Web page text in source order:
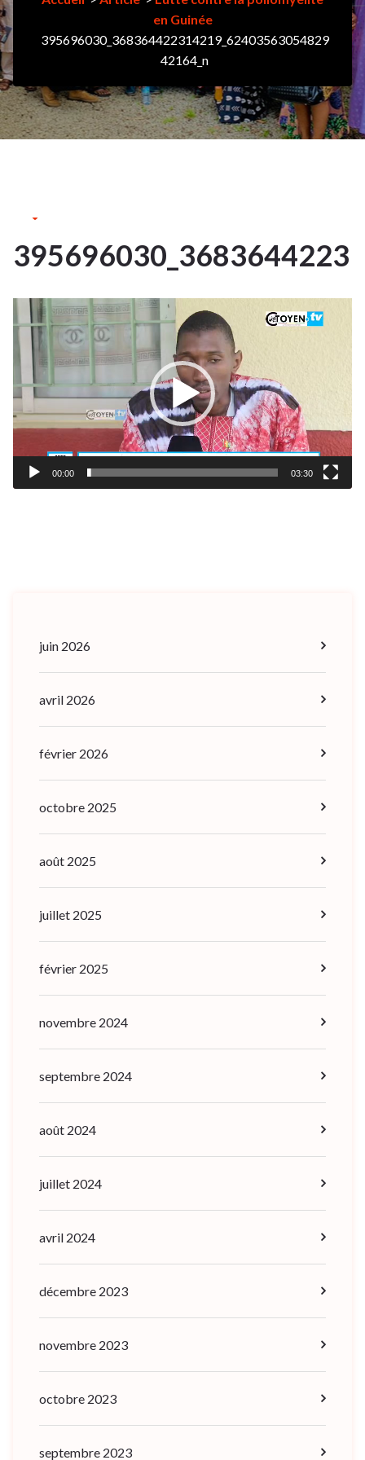
en Guinée
395696030_368364422314219_62403563054829
42164_n
25
OCT 2023
Lecteur
vidéo
00:00 03:30
juin 2026
avril 2026
février 2026
octobre 2025
août 2025
juillet 2025
février 2025
novembre 2024
septembre 2024
août 2024
juillet 2024
avril 2024
décembre 2023
novembre 2023
octobre 2023
septembre 2023